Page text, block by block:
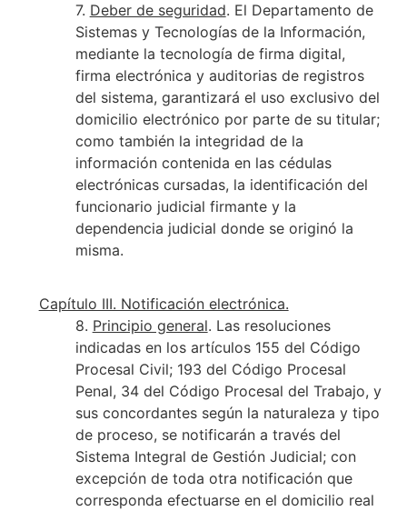
7. Deber de seguridad. El Departamento de
Sistemas y Tecnologías de la Información,
mediante la tecnología de firma digital,
firma electrónica y auditorias de registros
del sistema, garantizará el uso exclusivo del
domicilio electrónico por parte de su titular;
como también la integridad de la
información contenida en las cédulas
electrónicas cursadas, la identificación del
funcionario judicial firmante y la
dependencia judicial donde se originó la
misma.
Capítulo III. Notificación electrónica.
8. Principio general. Las resoluciones
indicadas en los artículos 155 del Código
Procesal Civil; 193 del Código Procesal
Penal, 34 del Código Procesal del Trabajo, y
sus concordantes según la naturaleza y tipo
de proceso, se notificarán a través del
Sistema Integral de Gestión Judicial; con
excepción de toda otra notificación que
corresponda efectuarse en el domicilio real